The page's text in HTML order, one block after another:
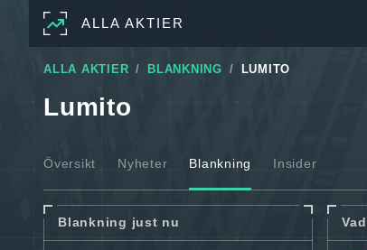
ALLA AKTIER
ALLA AKTIER BLANKNING LUMITO
Lumito
Översikt Nyheter Blankning Insider
Blankning just nu